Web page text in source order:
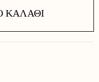
ΚΑΛΆΘΙ